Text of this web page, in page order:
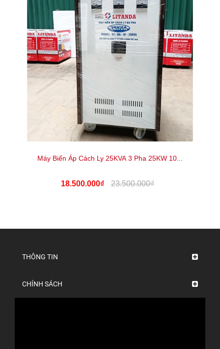
Máy Biến Áp Cách Ly 25KVA 3 Pha 25KW 10...
18.500.000₫ 23.500.000₫
THÔNG TIN
CHÍNH SÁCH